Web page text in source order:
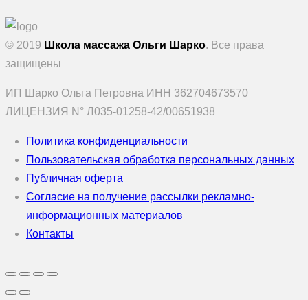
© 2019 Школа массажа Ольги Шарко. Все права
защищены
ИП Шарко Ольга Петровна ИНН 362704673570
ЛИЦЕНЗИЯ N° Л035-01258-42/00651938
Политика конфиденциальности
Пользовательская обработка персональных данных
Публичная оферта
Согласие на получение рассылки рекламно-
информационных материалов
Контакты